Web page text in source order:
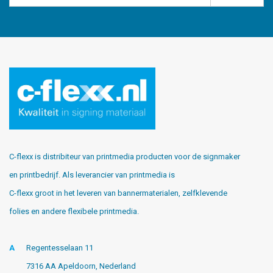
C-flexx is distribiteur van printmedia producten voor de signmaker
en printbedrijf. Als leverancier van printmedia is
C-flexx groot in het leveren van bannermaterialen, zelfklevende
folies en andere flexibele printmedia.
A
Regentesselaan 11
7316 AA Apeldoorn, Nederland